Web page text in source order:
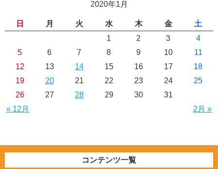
2020年1月
日 月 火 水 木 金 土
« 12月 2月 »
1 2 3
4
5
6 7 8 9 10
11
12
13 14 15 16 17
18
19
20 21 22 23 24
25
26
27 28 29 30 31
コンテンツ一覧